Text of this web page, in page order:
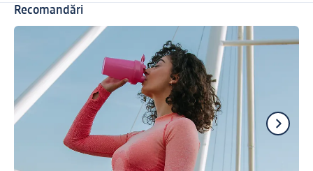
Recomandări